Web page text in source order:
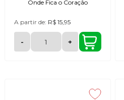
Onde Fica o Coração
A partir de: R$ 15,95
- +